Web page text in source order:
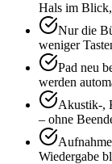
Hals im Blick,
Nur die
weniger
Pad neu
werden
Akustik-,
– ohne
Wiedergabe